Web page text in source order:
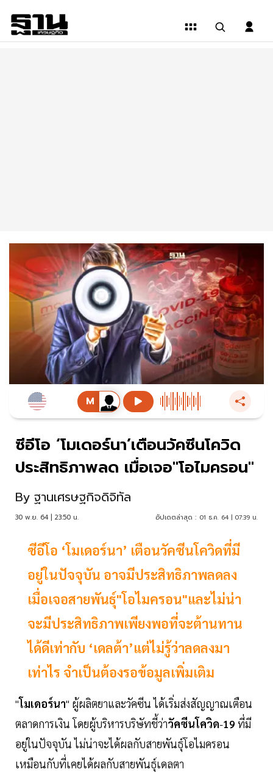
ซีอีโอ ‘โมเดอร์นา’เตือนวัคซีนโควิด
ประสิทธิภาพลด เมื่อเจอ"โอไมครอน"
By ฐานเศรษฐกิจดิจิทัล
30 พ.ย. 64 | 23:50 น. อัปเดตล่าสุด : 01 ธ.ค. 64 | 07:39 น.
ซีอีโอ ‘โมเดอร์นา’ เตือนวัคซีนโควิดที่มี
อยู่ในปัจจุบัน อาจมีประสิทธิภาพลดลง
เมื่อเจอสายพันธุ์"โอไมครอน"และไม่น่า
จะมีประสิทธิภาพเพียงพอที่จะต้านทาน
ได้ดีเท่ากับ ‘เดลต้า’แต่ไม่รู้ว่าลดลงมา
เท่าไร จำเป็นต้องรอข้อมูลเพิ่มเติม
"โมเดอร์นา" ผู้ผลิตยาและวัคซีน ได้เริ่มส่งสัญญาณเตือน
ตลาดการเงิน โดยผู้บริหารบริษัทชี้ว่าวัคซีนโควิด-19 ที่มี
อยู่ในปัจจุบัน ไม่น่าจะได้ผลกับสายพันธุ์โอไมครอน
เหมือนกับที่เคยได้ผลกับสายพันธุ์เดลตา